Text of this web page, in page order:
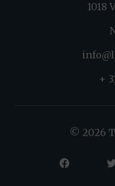
1018
+
© 2026